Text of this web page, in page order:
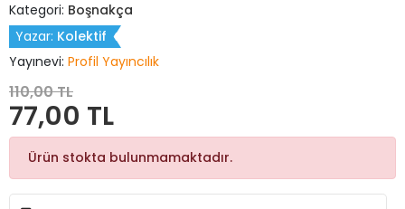
Kategori: Boşnakça
Yazar: Kolektif
Yayınevi: Profil Yayıncılık
110,00 TL
77,00 TL
Ürün stokta bulunmamaktadır.